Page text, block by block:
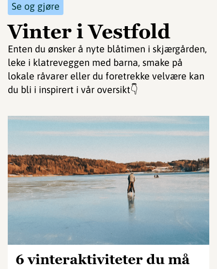
Se og gjøre
Vinter i Vestfold
Enten du ønsker å nyte blåtimen i skjærgården,
leke i klatreveggen med barna, smake på
lokale råvarer eller du foretrekke velvære kan
du bli i inspirert i vår oversikt👇
6 vinteraktiviteter du må